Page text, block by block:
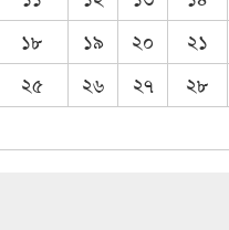
১৮ ১৯ ২০ ২১
২৫ ২৬ ২৭ ২৮